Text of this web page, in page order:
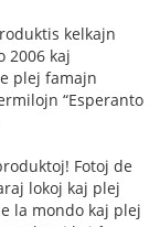
kelkajn
2006 kaj
plej famajn
“Esperanto
Fotoj de
lokoj kaj plej
la mondo kaj plej